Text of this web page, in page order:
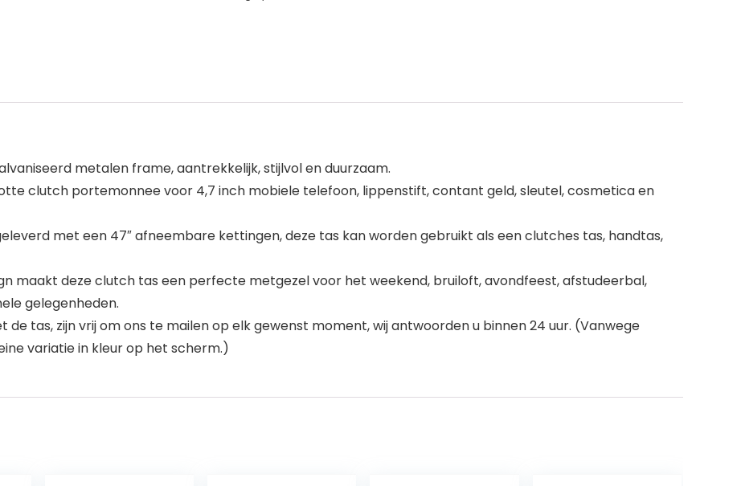
metalen frame, aantrekkelijk, stijlvol en duurzaam.
clutch portemonnee voor 4,7 inch mobiele telefoon, lippenstift, contant geld, sleutel, cosmetica en
met een 47″ afneembare kettingen, deze tas kan worden gebruikt als een clutches tas, handtas,
maakt deze clutch tas een perfecte metgezel voor het weekend, bruiloft, avondfeest, afstudeerbal,
gelegenheden.
de tas, zijn vrij om ons te mailen op elk gewenst moment, wij antwoorden u binnen 24 uur. (Vanwege
variatie in kleur op het scherm.)